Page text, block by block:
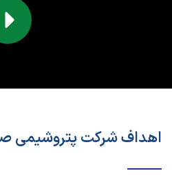
اهداف شرکت پتروشیمی